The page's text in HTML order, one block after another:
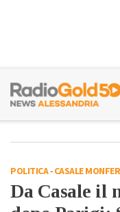
POLITICA-CASALE
Da Casale il